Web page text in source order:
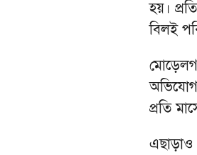
হয়।
বিলই
অভিযোগ
প্রতি
এছাড়াও